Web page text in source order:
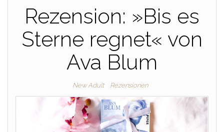
Rezension: »Bis es
Sterne regnet« von
Ava Blum
New Adult Rezensionen